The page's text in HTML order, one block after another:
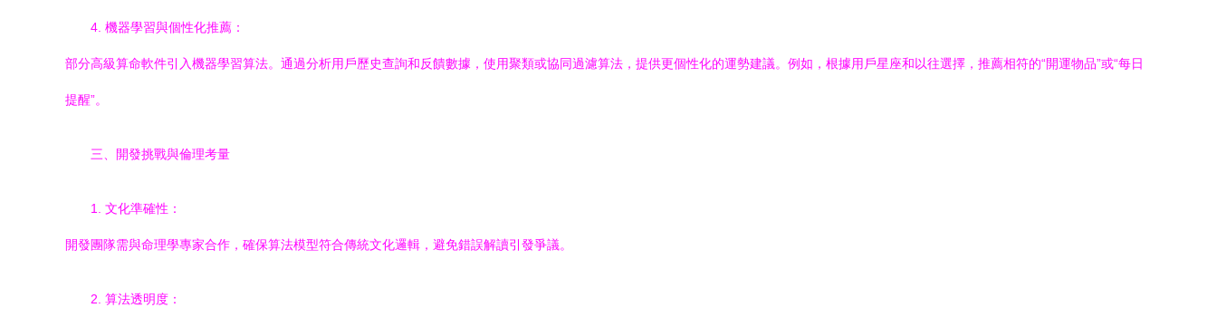
4. 機器學習與個性化推薦：
部分高級算命軟件引入機器學習算法。通過分析用戶歷史查詢和反饋數據，使用聚類或協同過濾算法，提供更個性化的運勢建議。例如，根據用戶星座和以往選擇，推薦相符的“開運物品”或“每日
提醒”。
三、開發挑戰與倫理考量
1. 文化準確性：
開發團隊需與命理學專家合作，確保算法模型符合傳統文化邏輯，避免錯誤解讀引發爭議。
2. 算法透明度：